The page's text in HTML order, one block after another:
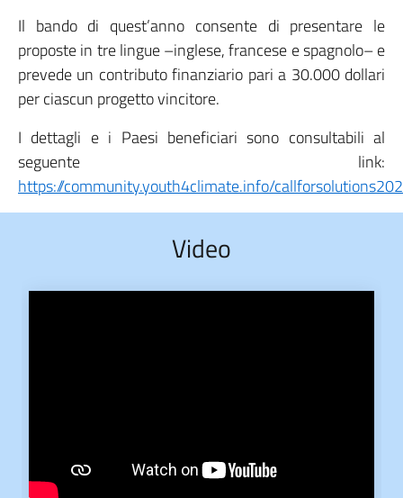
Il bando di quest’anno consente di presentare le
proposte in tre lingue –inglese, francese e spagnolo– e
prevede un contributo finanziario pari a 30.000 dollari
per ciascun progetto vincitore.
I dettagli e i Paesi beneficiari sono consultabili al
seguente link:
https://community.youth4climate.info/
Video